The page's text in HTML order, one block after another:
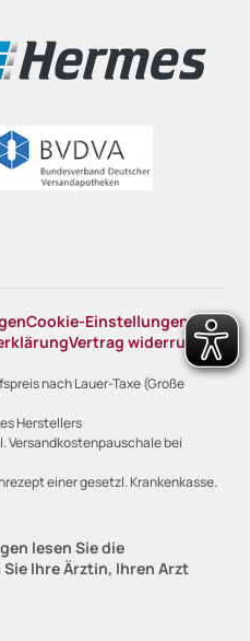
Cookie-Einstellungen
Vertrag widerrufen
nach Lauer-Taxe (Große
Herstellers
Versandkostenpauschale bei
einer gesetzl. Krankenkasse.
lesen Sie die
Ihre Ärztin, Ihren Arzt